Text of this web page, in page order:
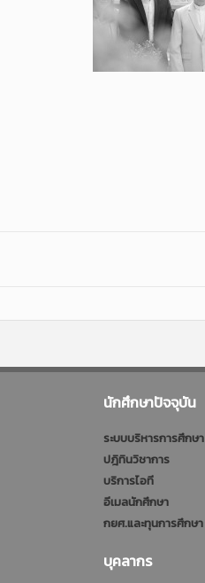
นักศึกษาปัจจุบัน
ระบบบริหารการศึกษา
ปฎิทินวิชาการ
บริการไอที
อีเมลนักศึกษา
กยศ.และทุนการศึกษา
บุคลากร